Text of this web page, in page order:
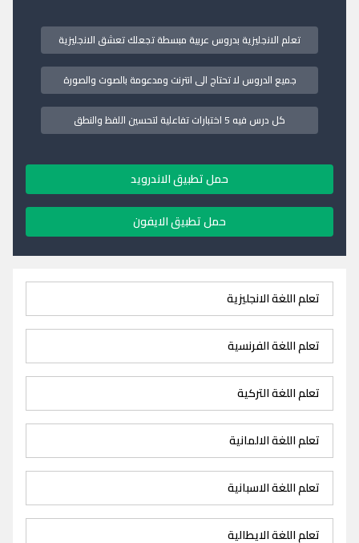
تعلم الانجليزية بدروس عربية مبسطة تجعلك تعشق الانجليزية
جميع الدروس لا تحتاج الى انترنت ومدعومة بالصوت والصورة
كل درس فيه 5 اختبارات تفاعلية لتحسين اللفظ والنطق
حمل تطبيق الاندرويد
حمل تطبيق الايفون
تعلم اللغة الانجليزية
تعلم اللغة الفرنسية
تعلم اللغة التركية
تعلم اللغة الالمانية
تعلم اللغة الاسبانية
تعلم اللغة الايطالية